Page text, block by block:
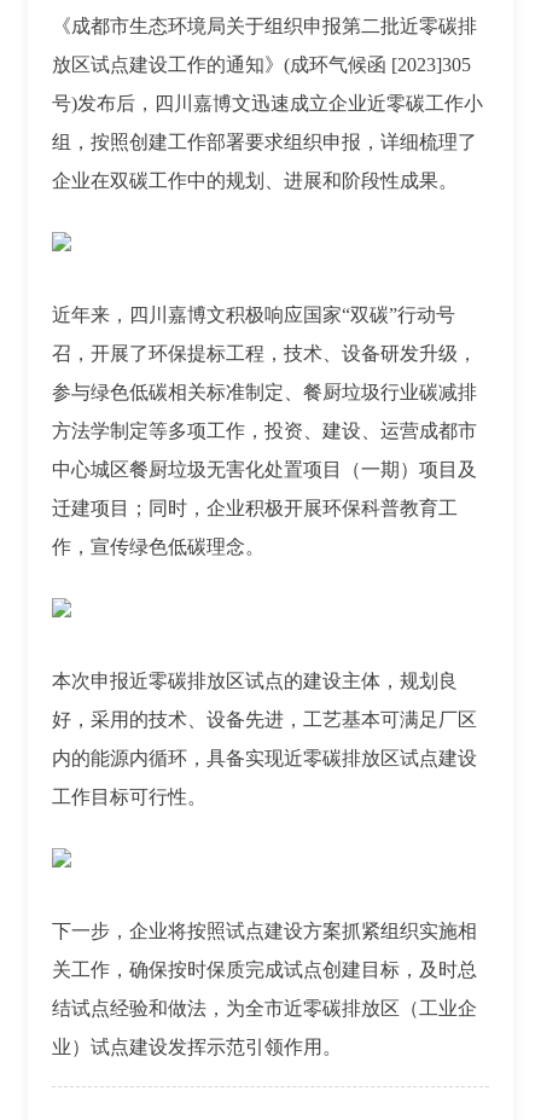
《成都市生态环境局关于组织申报第二批近零碳排
放区试点建设工作的通知》(成环气候函 [2023]305
号)发布后，四川嘉博文迅速成立企业近零碳工作小
组，按照创建工作部署要求组织申报，详细梳理了
企业在双碳工作中的规划、进展和阶段性成果。
近年来，四川嘉博文积极响应国家“双碳”行动号
召，开展了环保提标工程，技术、设备研发升级，
参与绿色低碳相关标准制定、餐厨垃圾行业碳减排
方法学制定等多项工作，投资、建设、运营成都市
中心城区餐厨垃圾无害化处置项目（一期）项目及
迁建项目；同时，企业积极开展环保科普教育工
作，宣传绿色低碳理念。
本次申报近零碳排放区试点的建设主体，规划良
好，采用的技术、设备先进，工艺基本可满足厂区
内的能源内循环，具备实现近零碳排放区试点建设
工作目标可行性。
下一步，企业将按照试点建设方案抓紧组织实施相
关工作，确保按时保质完成试点创建目标，及时总
结试点经验和做法，为全市近零碳排放区（工业企
业）试点建设发挥示范引领作用。